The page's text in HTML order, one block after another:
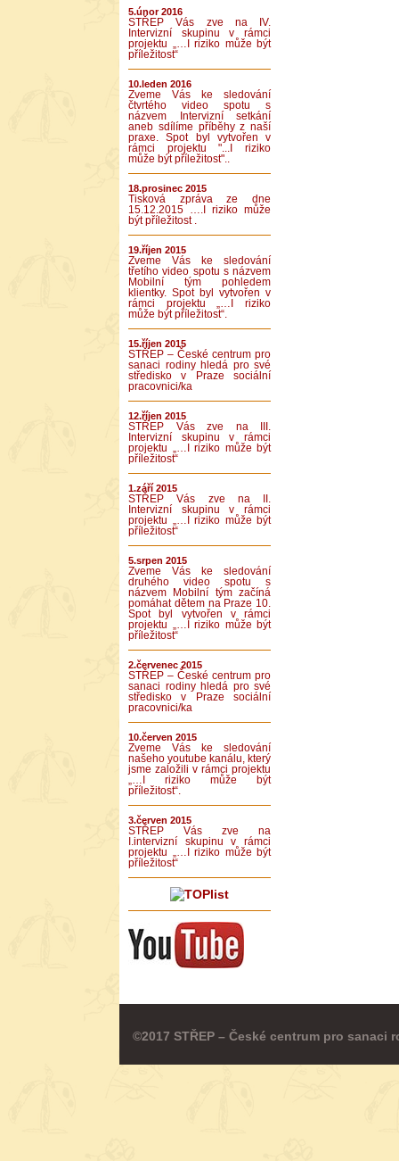
5.únor 2016
STŘEP Vás zve na IV.
Intervizní skupinu v rámci
projektu „…I riziko může být
příležitost“
10.leden 2016
Zveme Vás ke sledování
čtvrtého video spotu s
názvem Intervizní setkání
aneb sdílíme příběhy z naší
praxe. Spot byl vytvořen v
rámci projektu "...I riziko
může být příležitost"..
18.prosinec 2015
Tisková zpráva ze dne
15.12.2015 ….I riziko může
být příležitost .
19.říjen 2015
Zveme Vás ke sledování
třetího video spotu s názvem
Mobilní tým pohledem
klientky. Spot byl vytvořen v
rámci projektu „…I riziko
může být příležitost“.
15.říjen 2015
STŘEP – České centrum pro
sanaci rodiny hledá pro své
středisko v Praze sociální
pracovnici/ka
12.říjen 2015
STŘEP Vás zve na III.
Intervizní skupinu v rámci
projektu „…I riziko může být
příležitost“
1.září 2015
STŘEP Vás zve na II.
Intervizní skupinu v rámci
projektu „…I riziko může být
příležitost“
5.srpen 2015
Zveme Vás ke sledování
druhého video spotu s
názvem Mobilní tým začíná
pomáhat dětem na Praze 10.
Spot byl vytvořen v rámci
projektu „…I riziko může být
příležitost“
2.červenec 2015
STŘEP – České centrum pro
sanaci rodiny hledá pro své
středisko v Praze sociální
pracovnici/ka
10.červen 2015
Zveme Vás ke sledování
našeho youtube kanálu, který
jsme založili v rámci projektu
„…I riziko může být
příležitost“.
3.červen 2015
STŘEP Vás zve na
I.intervizní skupinu v rámci
projektu „…I riziko může být
příležitost“
©2017 STŘEP – České centrum pro sanaci